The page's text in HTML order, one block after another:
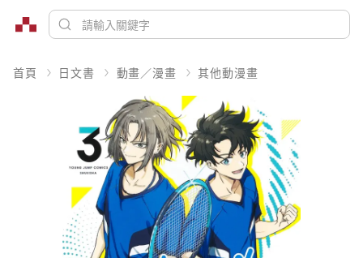
首頁 日文書 動畫／漫畫 其他動漫畫